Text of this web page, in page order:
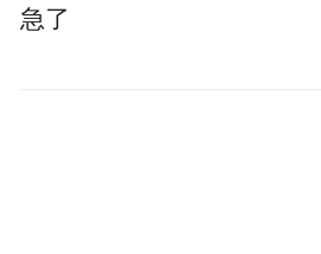
急了